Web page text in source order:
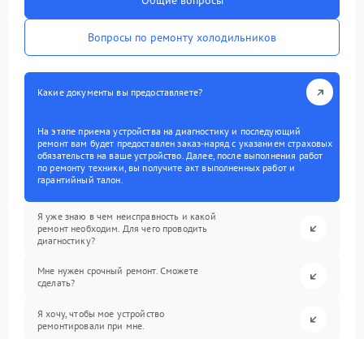
Вопросы по ремонту холодильников
Какие документы вы предоставляете?
На этапе приема устройства на диагностику и последующий
ремонт вам будет предоставлен заказ-наряд с указанием страховых
обязательств на ваше устройство. Далее, после выполнения работ
по ремонту техники, вы получите акт выполненных работ и
гарантийный талон.
Я уже знаю в чем неисправность и какой
ремонт необходим. Для чего проводить
диагностику?
Мне нужен срочный ремонт. Сможете
сделать?
Я хочу, чтобы мое устройство
ремонтировали при мне.